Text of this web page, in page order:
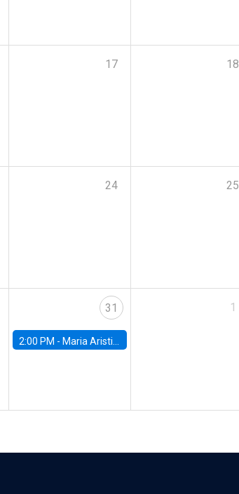
17 18
24 25
31
2:00 PM - Maria Aristizabal-Ramirez, FED Board
1